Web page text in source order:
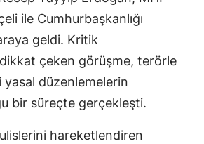
ile Cumhurbaşkanlığı
geldi. Kritik
çeken görüşme, terörle
yasal düzenlemelerin
bir süreçte gerçekleşti.
hareketlendiren